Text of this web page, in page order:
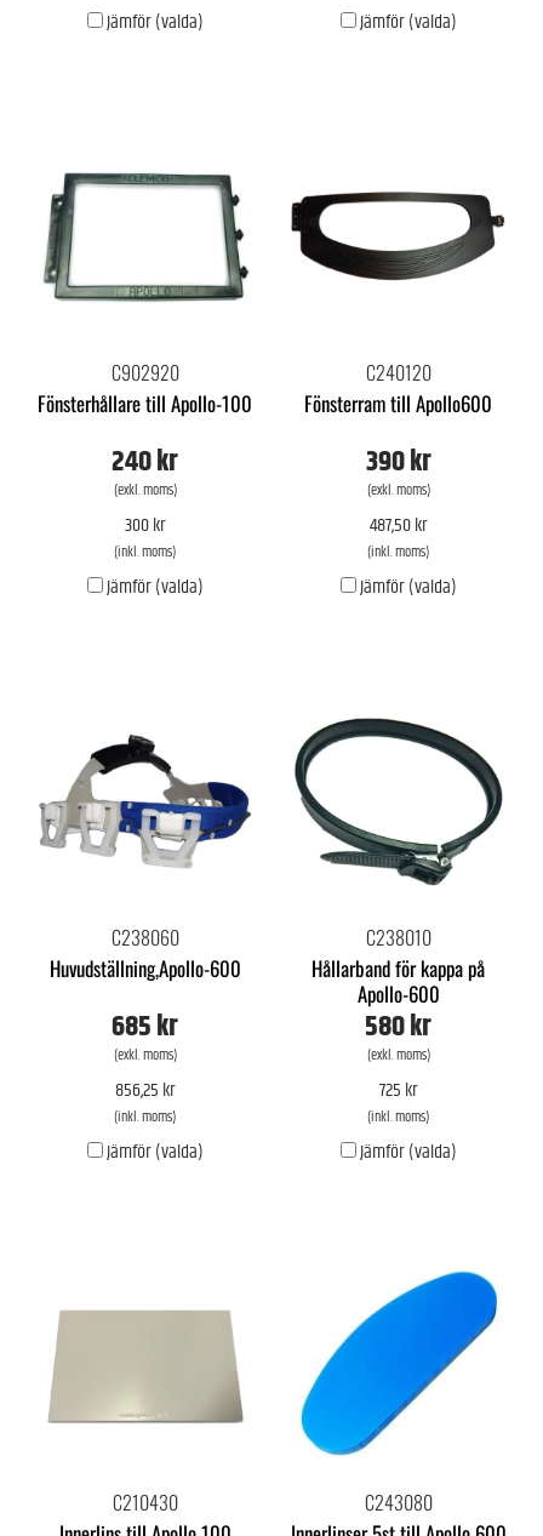
Jämför (valda) Jämför (valda)
C902920
Fönsterhållare till Apollo-100
240 kr
(exkl. moms)
300 kr
(inkl. moms)
Jämför (valda)
C240120
Fönsterram till Apollo600
390 kr
(exkl. moms)
487,50 kr
(inkl. moms)
Jämför (valda)
C238060
Huvudställning,Apollo-600
685 kr
(exkl. moms)
856,25 kr
(inkl. moms)
Jämför (valda)
C238010
Hållarband för kappa på
Apollo-600
580 kr
(exkl. moms)
725 kr
(inkl. moms)
Jämför (valda)
C210430 C243080